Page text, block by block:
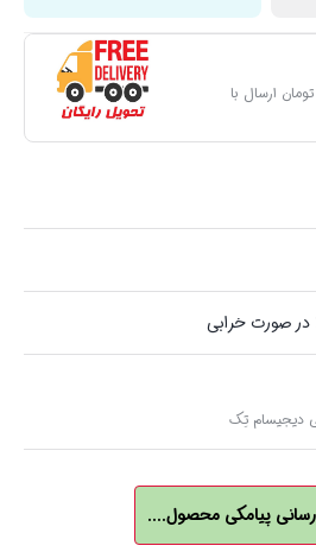
10 میلیون تومان ارسال با
دیجیسام تِک
رسانی پیامکی محصول....